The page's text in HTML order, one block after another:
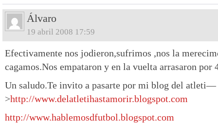
Álvaro
19 abril 2008 17:59
Efectivamente nos jodieron,sufrimos ,nos la
cagamos.Nos empataron y en la vuelta arrasaron por
Un saludo.Te invito a pasarte por mi blog del atleti—
>http://www.delatletihastamorir.blogspot.com
http://www.hablemosdfutbol.blogspot.com